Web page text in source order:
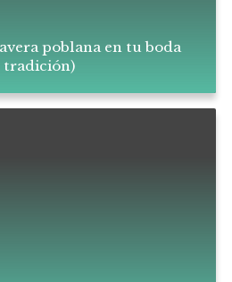
poblana en tu boda
tradición)